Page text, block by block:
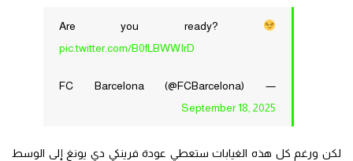
Are you ready?
pic.twitter.com/B0fLBWWIrD
— FC Barcelona (@FCBarcelona)
September 18, 2025
لكن ورغم كل هذه الغيابات ستعطي عودة فرينكي دي يونغ إلى الوسط